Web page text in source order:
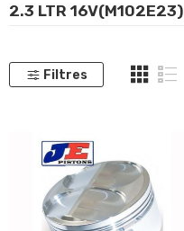
2.3 LTR 16V(M102E23)
Filtres